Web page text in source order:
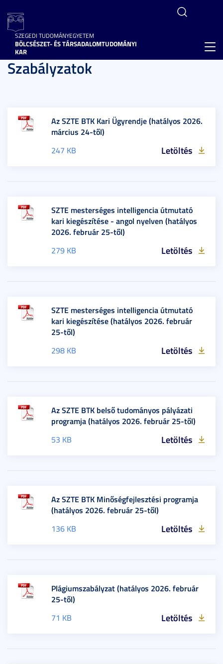
SZEGEDI TUDOMÁNYEGYETEM
BÖLCSÉSZET- ÉS TÁRSADALOMTUDOMÁNYI
KAR
Szabályzatok
Az SZTE BTK Kari Ügyrendje (hatályos 2026.
március 24-től)
247 KB Letöltés
SZTE mesterséges intelligencia útmutató
kari kiegészítése - angol nyelven (hatályos
2026. február 25-től)
279 KB Letöltés
SZTE mesterséges intelligencia útmutató
kari kiegészítése (hatályos 2026. február
25-től)
298 KB Letöltés
Az SZTE BTK belső tudományos pályázati
programja (hatályos 2026. február 25-től)
53 KB Letöltés
Az SZTE BTK Minőségfejlesztési programja
(hatályos 2026. február 25-től)
136 KB Letöltés
Plágiumszabályzat (hatályos 2026. február
25-től)
71 KB Letöltés